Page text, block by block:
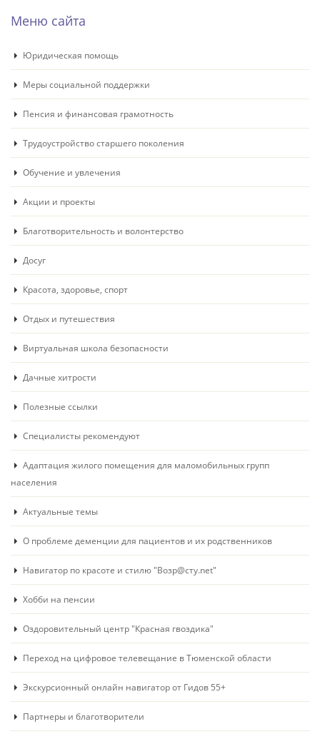
Меню сайта
Юридическая помощь
Меры социальной поддержки
Пенсия и финансовая грамотность
Трудоустройство старшего поколения
Обучение и увлечения
Акции и проекты
Благотворительность и волонтерство
Досуг
Красота, здоровье, спорт
Отдых и путешествия
Виртуальная школа безопасности
Дачные хитрости
Полезные ссылки
Специалисты рекомендуют
Адаптация жилого помещения для маломобильных групп
населения
Актуальные темы
О проблеме деменции для пациентов и их родственников
Навигатор по красоте и стилю "Возр@сту.net"
Хобби на пенсии
Оздоровительный центр "Красная гвоздика"
Переход на цифровое телевещание в Тюменской области
Экскурсионный онлайн навигатор от Гидов 55+
Партнеры и благотворители